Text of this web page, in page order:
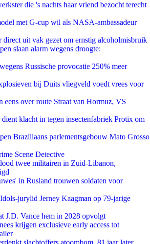
die 's nachts haar vriend bezocht terecht
met G-cup wil als NASA-ambassadeur
direct uit vak gezet om ernstig alcoholmisbruik
slaan alarm wegens droogte:
Russische provocatie 250% meer
bij Duits vliegveld voedt vrees voor
eens over route Straat van Hormuz, VS
klacht in tegen insectenfabriek Protix om
Braziliaans parlementsgebouw Mato Grosso
Scene Detective
twee militairen in Zuid-Libanon,
in Rusland trouwen soldaten voor
jurylid Jerney Kaagman op 79-jarige
J.D. Vance hem in 2028 opvolgt
krijgen exclusieve early access tot
slachtoffers atoombom, 81 jaar later